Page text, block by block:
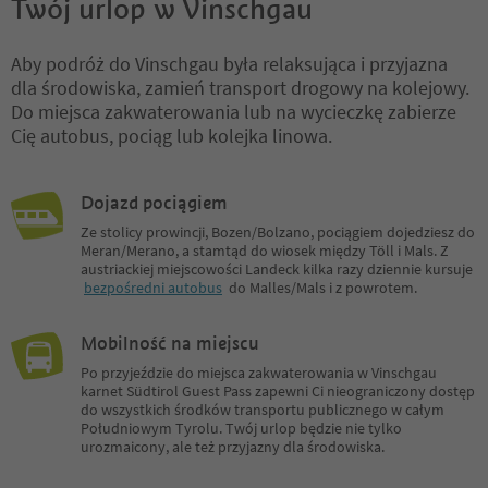
Twój urlop w Vinschgau
Aby podróż do Vinschgau była relaksująca i przyjazna
dla środowiska, zamień transport drogowy na kolejowy.
Do miejsca zakwaterowania lub na wycieczkę zabierze
Cię autobus, pociąg lub kolejka linowa.
Dojazd pociągiem
Ze stolicy prowincji, Bozen/Bolzano, pociągiem dojedziesz do
Meran/Merano, a stamtąd do wiosek między Töll i Mals. Z
austriackiej miejscowości Landeck kilka razy dziennie kursuje
bezpośredni autobus do Malles/Mals i z powrotem.
Mobilność na miejscu
Po przyjeździe do miejsca zakwaterowania w Vinschgau
karnet Südtirol Guest Pass zapewni Ci nieograniczony dostęp
do wszystkich środków transportu publicznego w całym
Południowym Tyrolu. Twój urlop będzie nie tylko
urozmaicony, ale też przyjazny dla środowiska.